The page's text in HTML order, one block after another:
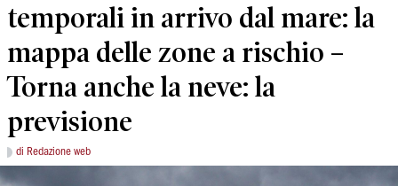
temporali in arrivo dal mare: la
mappa delle zone a rischio –
Torna anche la neve: la
previsione
di Redazione web